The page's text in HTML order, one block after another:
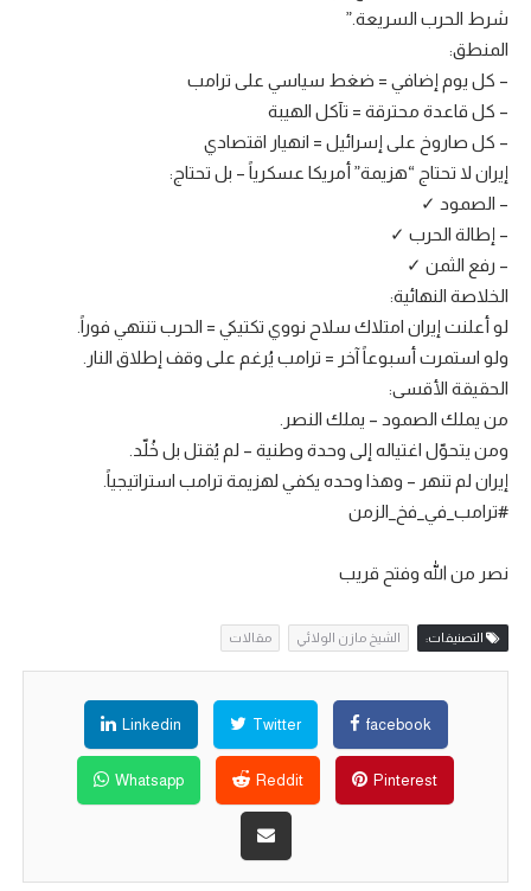
شرط الحرب السريعة.”
المنطق:
– كل يوم إضافي = ضغط سياسي على ترامب
– كل قاعدة محترقة = تآكل الهيبة
– كل صاروخ على إسرائيل = انهيار اقتصادي
إيران لا تحتاج “هزيمة” أمريكا عسكرياً – بل تحتاج:
– الصمود ✓
– إطالة الحرب ✓
– رفع الثمن ✓
الخلاصة النهائية:
لو أعلنت إيران امتلاك سلاح نووي تكتيكي = الحرب تنتهي فوراً.
ولو استمرت أسبوعاً آخر = ترامب يُرغم على وقف إطلاق النار.
الحقيقة الأقسى:
من يملك الصمود – يملك النصر.
ومن يتحوّل اغتياله إلى وحدة وطنية – لم يُقتل بل خُلّد.
إيران لم تنهر – وهذا وحده يكفي لهزيمة ترامب استراتيجياً.
#ترامب_في_فخ_الزمن
نصر من الله وفتح قريب
التصنيفات: الشيخ مازن الولائي مقالات
facebook
Twitter
Linkedin
Pinterest
Reddit
Whatsapp